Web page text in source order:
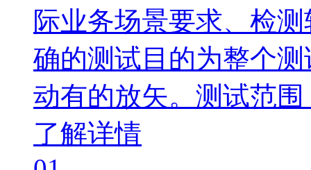
际业务场景要求、检
确的测试目的为整个
动有的放矢。测试范
了解详情